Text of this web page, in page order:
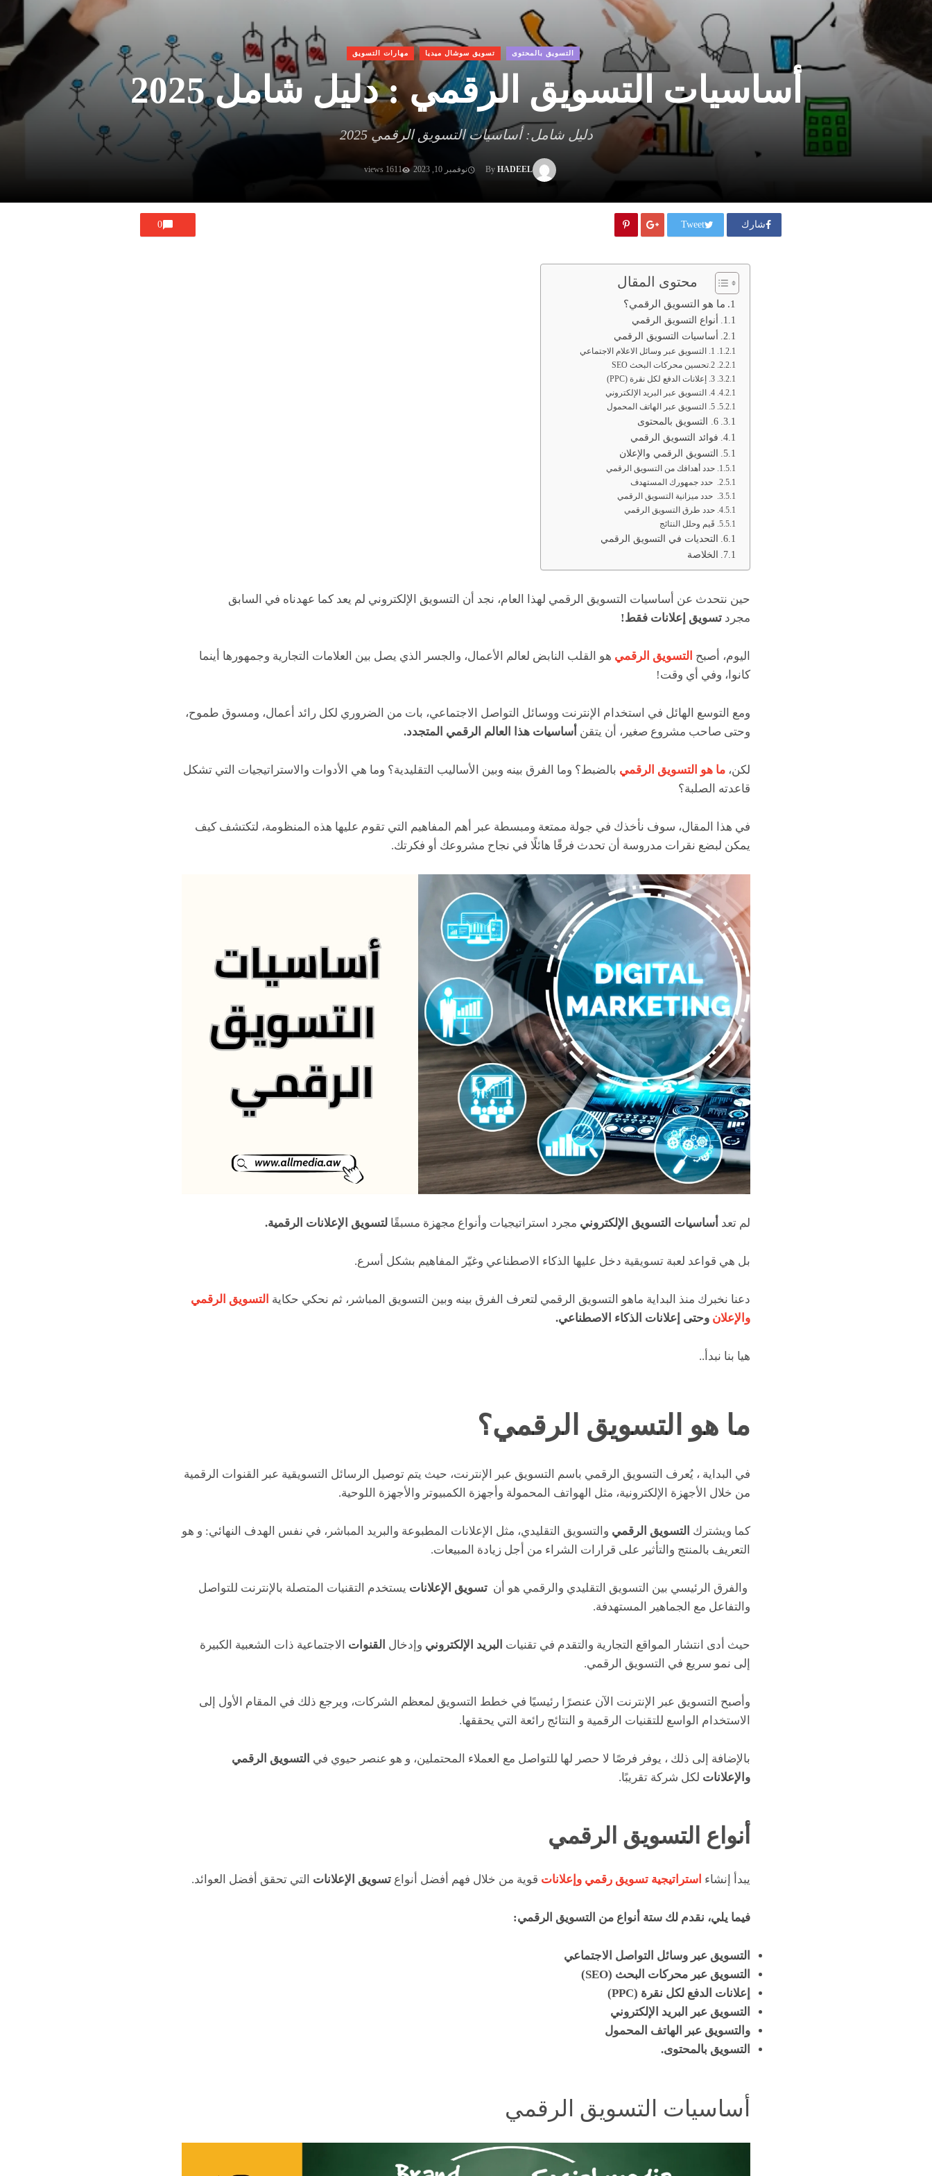
التسويق بالمحتوى تسويق سوشال ميديا مهارات التسويق
أساسيات التسويق الرقمي : دليل شامل 2025
دليل شامل: أساسيات التسويق الرقمي 2025
By HADEEL نوفمبر 10, 2023 1611 views
شارك Tweet
0
محتوى المقال
ما هو التسويق الرقمي؟
أنواع التسويق الرقمي
أساسيات التسويق الرقمي
1. التسويق عبر وسائل الاعلام الاجتماعي
2.تحسين محركات البحث SEO
3. إعلانات الدفع لكل نقرة (PPC)
4. التسويق عبر البريد الإلكتروني
5. التسويق عبر الهاتف المحمول
6. التسويق بالمحتوى
فوائد التسويق الرقمي
التسويق الرقمي والإعلان
حدد أهدافك من التسويق الرقمي
حدد جمهورك المستهدف
حدد ميزانية التسويق الرقمي
حدد طرق التسويق الرقمي
قَيم وحلل النتائج
التحديات في التسويق الرقمي
الخلاصة
حين نتحدث عن أساسيات التسويق الرقمي لهذا العام، نجد أن التسويق الإلكتروني لم يعد كما عهدناه في السابق
مجرد تسويق إعلانات فقط!
اليوم، أصبح التسويق الرقمي هو القلب النابض لعالم الأعمال، والجسر الذي يصل بين العلامات التجارية وجمهورها أينما
كانوا، وفي أي وقت!
ومع التوسع الهائل في استخدام الإنترنت ووسائل التواصل الاجتماعي، بات من الضروري لكل رائد أعمال، ومسوق طموح،
وحتى صاحب مشروع صغير، أن يتقن أساسيات هذا العالم الرقمي المتجدد.
لكن، ما هو التسويق الرقمي بالضبط؟ وما الفرق بينه وبين الأساليب التقليدية؟ وما هي الأدوات والاستراتيجيات التي تشكل
قاعدته الصلبة؟
في هذا المقال، سوف نأخذك في جولة ممتعة ومبسطة عبر أهم المفاهيم التي تقوم عليها هذه المنظومة، لتكتشف كيف
يمكن لبضع نقرات مدروسة أن تحدث فرقًا هائلًا في نجاح مشروعك أو فكرتك.
لم تعد أساسيات التسويق الإلكتروني مجرد استراتيجيات وأنواع مجهزة مسبقًا لتسويق الإعلانات الرقمية.
بل هي قواعد لعبة تسويقية دخل عليها الذكاء الاصطناعي وغيّر المفاهيم بشكل أسرع.
دعنا نخبرك منذ البداية ماهو التسويق الرقمي لتعرف الفرق بينه وبين التسويق المباشر، ثم نحكي حكاية التسويق الرقمي
والإعلان وحتى إعلانات الذكاء الاصطناعي.
هيا بنا نبدأ..
ما هو التسويق الرقمي؟
في البداية ، يُعرف التسويق الرقمي باسم التسويق عبر الإنترنت، حيث يتم توصيل الرسائل التسويقية عبر القنوات الرقمية
من خلال الأجهزة الإلكترونية، مثل الهواتف المحمولة وأجهزة الكمبيوتر والأجهزة اللوحية.
كما ويشترك التسويق الرقمي والتسويق التقليدي، مثل الإعلانات المطبوعة والبريد المباشر، في نفس الهدف النهائي: و هو
التعريف بالمنتج والتأثير على قرارات الشراء من أجل زيادة المبيعات.
والفرق الرئيسي بين التسويق التقليدي والرقمي هو أن تسويق الإعلانات يستخدم التقنيات المتصلة بالإنترنت للتواصل
والتفاعل مع الجماهير المستهدفة.
حيث أدى انتشار المواقع التجارية والتقدم في تقنيات البريد الإلكتروني وإدخال القنوات الاجتماعية ذات الشعبية الكبيرة
إلى نمو سريع في التسويق الرقمي.
وأصبح التسويق عبر الإنترنت الآن عنصرًا رئيسيًا في خطط التسويق لمعظم الشركات، ويرجع ذلك في المقام الأول إلى
الاستخدام الواسع للتقنيات الرقمية و النتائج رائعة التي يحققها.
بالإضافة إلى ذلك ، يوفر فرصًا لا حصر لها للتواصل مع العملاء المحتملين، و هو عنصر حيوي في التسويق الرقمي
والإعلانات لكل شركة تقريبًا.
أنواع التسويق الرقمي
يبدأ إنشاء استراتيجية تسويق رقمي وإعلانات قوية من خلال فهم أفضل أنواع تسويق الإعلانات التي تحقق أفضل العوائد.
فيما يلي، نقدم لك ستة أنواع من التسويق الرقمي:
التسويق عبر وسائل التواصل الاجتماعي
التسويق عبر محركات البحث (SEO)
إعلانات الدفع لكل نقرة (PPC)
التسويق عبر البريد الإلكتروني
والتسويق عبر الهاتف المحمول
التسويق بالمحتوى.
أساسيات التسويق الرقمي